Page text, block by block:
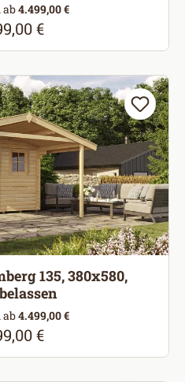
4.499,00 €
Preis:
€
135, 380x580,
4.499,00 €
Preis:
€